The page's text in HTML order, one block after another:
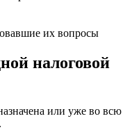
их вопросы
налоговой
или уже во всю